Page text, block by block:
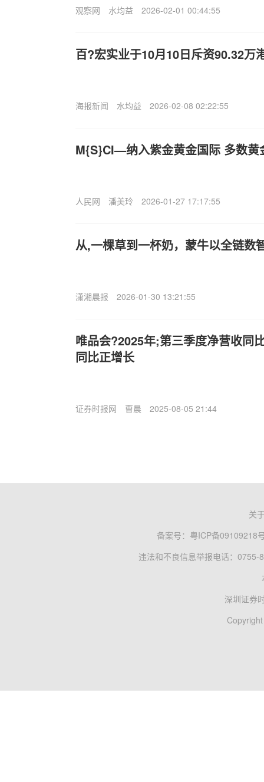
观察网 水均益 2026-02-01 00:44:55
百?宏实业于10月10日斥资90.32万
海报新闻 水均益 2026-02-08 02:22:55
M{S}CI—纳入紫金黄金国际 多数黄
人民网 潘美玲 2026-01-27 17:17:55
从,一棵草到一杯奶，蒙牛以全链数
潇湘晨报 2026-01-30 13:21:55
唯品会?2025年;第三季度净营收同
同比正增长
证券时报网 曹晨 2025-08-05 21:44
关
备案号： 粤ICP备09109218
违法和不良信息举报电话：0755-
深圳证券